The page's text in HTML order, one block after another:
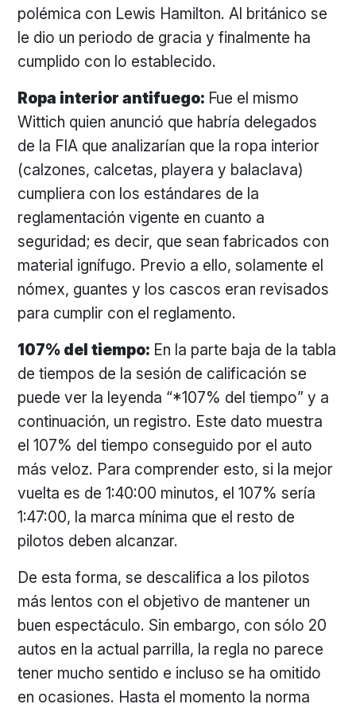
polémica con Lewis Hamilton. Al británico se
le dio un periodo de gracia y finalmente ha
cumplido con lo establecido.
Ropa interior antifuego: Fue el mismo
Wittich quien anunció que habría delegados
de la FIA que analizarían que la ropa interior
(calzones, calcetas, playera y balaclava)
cumpliera con los estándares de la
reglamentación vigente en cuanto a
seguridad; es decir, que sean fabricados con
material ignífugo. Previo a ello, solamente el
nómex, guantes y los cascos eran revisados
para cumplir con el reglamento.
107% del tiempo: En la parte baja de la tabla
de tiempos de la sesión de calificación se
puede ver la leyenda “*107% del tiempo” y a
continuación, un registro. Este dato muestra
el 107% del tiempo conseguido por el auto
más veloz. Para comprender esto, si la mejor
vuelta es de 1:40:00 minutos, el 107% sería
1:47:00, la marca mínima que el resto de
pilotos deben alcanzar.
De esta forma, se descalifica a los pilotos
más lentos con el objetivo de mantener un
buen espectáculo. Sin embargo, con sólo 20
autos en la actual parrilla, la regla no parece
tener mucho sentido e incluso se ha omitido
en ocasiones. Hasta el momento la norma